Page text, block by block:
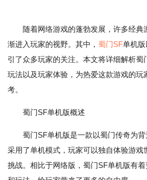
随着网络游戏的蓬勃发展，许多经典
渐进入玩家的视野。其中， 蜀门SF单机
引了众多玩家的关注。本文将详细解析蜀
玩法以及玩家体验，为热爱这款游戏的玩
考。
蜀门SF单机版概述
蜀门SF单机版是一款以蜀门传奇为
采用了单机模式，玩家可以独自体验游戏
挑战。相比于网络版，蜀门SF单机版有